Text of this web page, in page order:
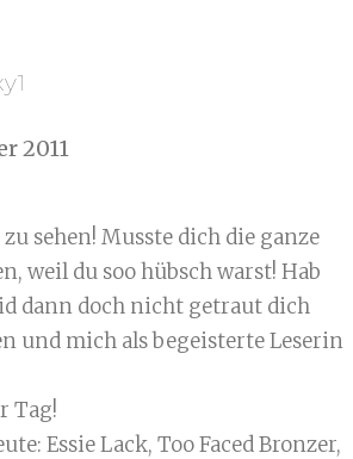
2011
sehen! Musste dich die ganze
weil du soo hübsch warst! Hab
dann doch nicht getraut dich
und mich als begeisterte Leserin
Tag!
Essie Lack, Too Faced Bronzer,